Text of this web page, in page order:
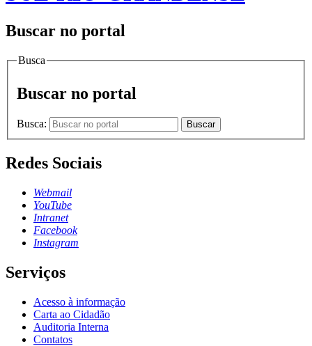
Buscar no portal
Busca
Buscar no portal
Busca: Buscar
Redes Sociais
Webmail
YouTube
Intranet
Facebook
Instagram
Serviços
Acesso à informação
Carta ao Cidadão
Auditoria Interna
Contatos